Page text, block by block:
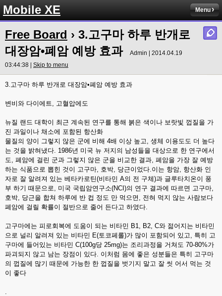
Mobile XE Menu
Free Board › 3.고구마 하루 반개로
대장암•폐암 예방 효과
Admin | 2014.04.19
03:44:38 | Skip to menu
3.고구마 하루 반개로 대장암•폐암 예방 효과
변비와 다이에트, 고혈압에도
뉴질 랜드 대학이 최근 계속된 연구를 통해 붉은 색이나 보랏빛 껍질을 가
진 과일이나 채소에 포함된 항산화
물질의 양이 그렇지 않은 군에 비해 4배 이상 높고, 생체 이용도도 더 높다
는 것을 밝혀냈다. 1986년 미국 뉴 저지의 남성들을 대상으로 한 연구에서
도, 폐암에 걸린 군과 그렇지 않은 군을 비교한 결과, 폐암을 가장 잘 예방
하는 식품으로 뽑힌 것이 고구마, 호박, 당근이었다.이는 항암, 항산화 인
자로 잘 알려져 있는 베타카로틴(비타민 A의 전 구체)과 글루타치온이 풍
부 하기 때문으로, 미국 국립암연구소(NCI)의 연구 결과에 따르면 고구마,
호박, 당근을 합쳐 하루에 반 컵 정도 만 먹으면, 전혀 먹지 않는 사람보다
폐암에 걸릴 확률이 절반으로 줄어 든다고 하였다.
고구마에는 피로회복에 도움이 되는 비타민 B1, B2, C와 젊어지는 비타민
으로 널리 알려져 있는 비타민 E(토코페롤)가 많이 포함되어 있고, 특히 고
구마에 들어있는 비타민 C(100g당 25mg)는 조리과정을 거쳐도 70-80%가
파괴되지 않고 남는 장점이 있다. 이처럼 몸에 좋은 성분들은 특히 고구마
의 껍질에 많기 때문에 가능한 한 껍질을 벗기지 말고 잘 씻 어서 먹는 것
이 좋다
.